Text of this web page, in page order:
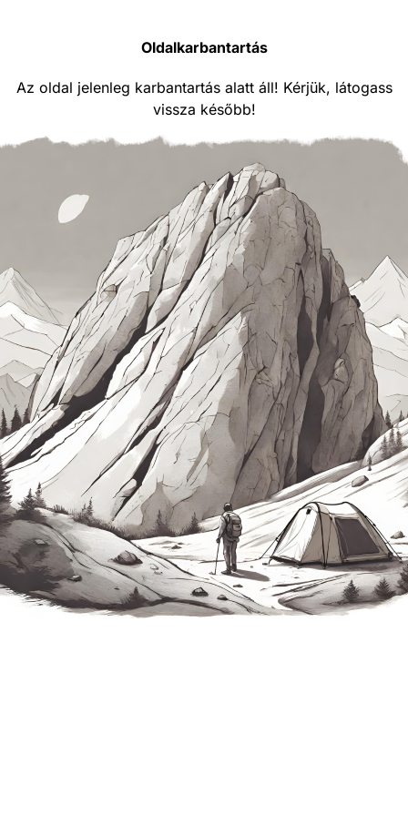
Oldalkarbantartás
Az oldal jelenleg karbantartás alatt áll! Kérjük, látogass
vissza később!